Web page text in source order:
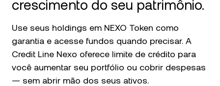
crescimento do seu patrimônio.
Use seus holdings em NEXO Token como
garantia e acesse fundos quando precisar. A
Credit Line Nexo oferece limite de crédito para
você aumentar seu portfólio ou cobrir despesas
— sem abrir mão dos seus ativos.